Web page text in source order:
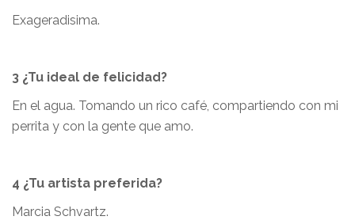
Exageradisima.
3 ¿Tu ideal de felicidad?
En el agua. Tomando un rico café, compartiendo con mi
perrita y con la gente que amo.
4 ¿Tu artista preferida?
Marcia Schvartz.